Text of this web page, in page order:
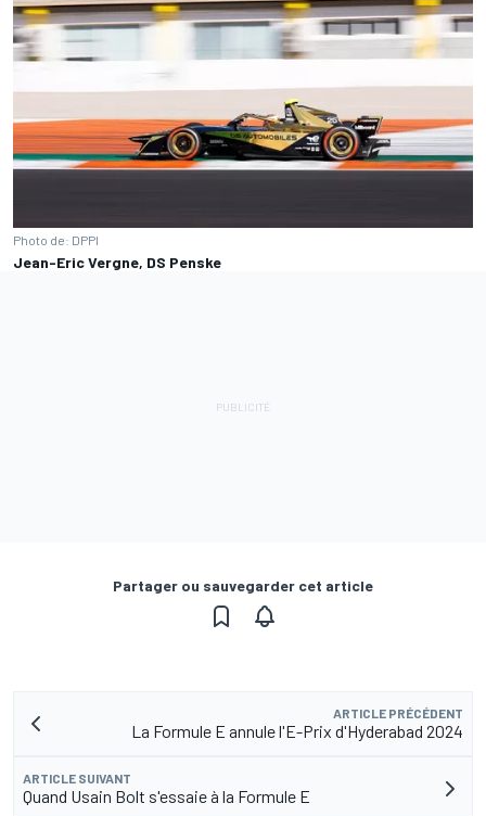
Photo de: DPPI
Jean-Eric Vergne, DS Penske
Partager ou sauvegarder cet article
ARTICLE PRÉCÉDENT
La Formule E annule l'E-Prix d'Hyderabad 2024
ARTICLE SUIVANT
Quand Usain Bolt s'essaie à la Formule E